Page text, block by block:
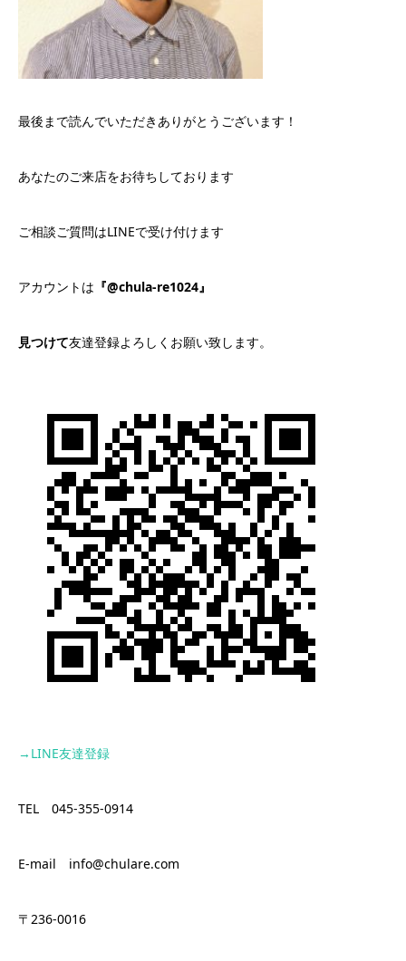
最後まで読んでいただきありがとうございます！
あなたのご来店をお待ちしております
ご相談ご質問はLINEで受け付けます
アカウントは 『@chula-re1024』
見つけて友達登録よろしくお願い致します。
→LINE友達登録
TEL 045-355-0914
E-mail info@chulare.com
〒236-0016